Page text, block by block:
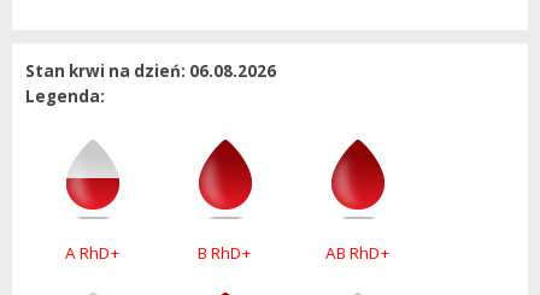
Stan krwi na dzień: 06.08.2026
Legenda:
A RhD+ B RhD+ AB RhD+